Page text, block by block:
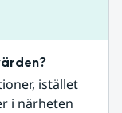
istället
i närheten